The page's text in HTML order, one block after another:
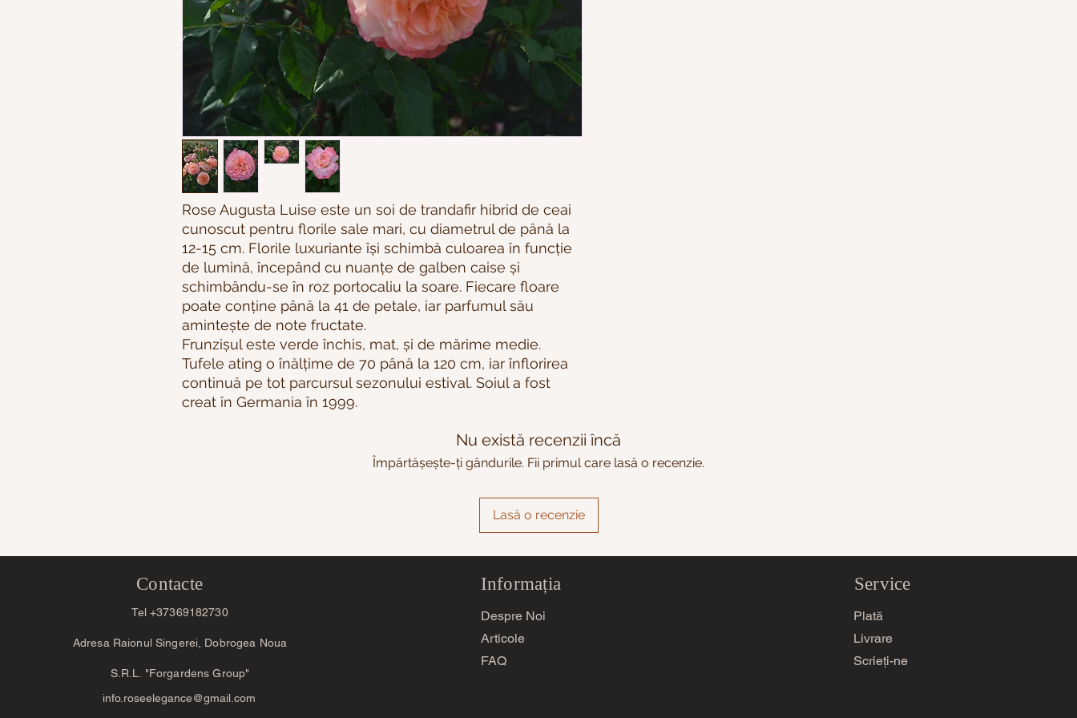
Rose Augusta Luise este un soi de trandafir hibrid de ceai
cunoscut pentru florile sale mari, cu diametrul de până la
12-15 cm. Florile luxuriante își schimbă culoarea în funcție
de lumină, începând cu nuanțe de galben caise și
schimbându-se în roz portocaliu la soare. Fiecare floare
poate conține până la 41 de petale, iar parfumul său
amintește de note fructate.
Frunzișul este verde închis, mat, și de mărime medie.
Tufele ating o înălțime de 70 până la 120 cm, iar înflorirea
continuă pe tot parcursul sezonului estival. Soiul a fost
creat în Germania în 1999.
Nu există recenzii încă
Împărtășește-ți gândurile. Fii primul care lasă o recenzie.
Lasă o recenzie
Contacte
Tel +37369182730
Adresa Raionul Singerei, Dobrogea Noua
S.R.L. "Forgardens Group"
info.roseelegance@gmail.com
Informația
Despre Noi
Articole
FAQ
Service
Plată
Livrare
Scrieți-ne